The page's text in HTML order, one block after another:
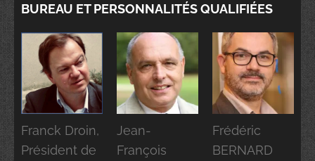
BUREAU ET PERSONNALITÉS QUALIFIÉES
Franck Droin,
Président de
Jean-
François
Frédéric
BERNARD